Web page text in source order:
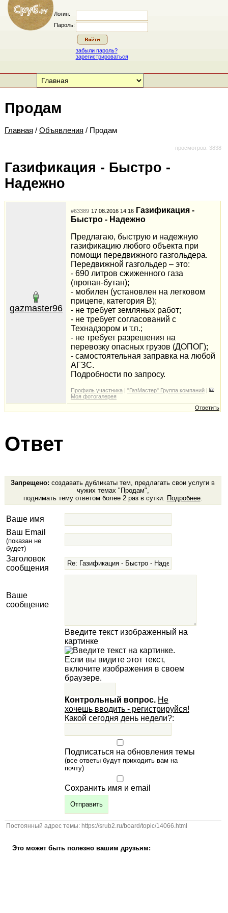
Логин:
Пароль:
забыли пароль?
зарегистрироваться
Продам
Главная / Объявления / Продам
просмотров: 3838
Газификация - Быстро -
Надежно
gazmaster96
#63389 17.08.2016 14:16Газификация -
Быстро - Надежно
Предлагаю, быструю и надежную
газификацию любого объекта при
помощи передвижного газгольдера.
Передвижной газгольдер – это:
- 690 литров сжиженного газа
(пропан-бутан);
- мобилен (установлен на легковом
прицепе, категория В);
- не требует земляных работ;
- не требует согласований с
Технадзором и т.п.;
- не требует разрешения на
перевозку опасных грузов (ДОПОГ);
- самостоятельная заправка на любой
АГЗС.
Подробности по запросу.
Профиль участника| "ГазМастер" Группа компаний|
Моя фотогалерея
Ответить
Ответ
Запрещено: создавать дубликаты тем, предлагать свои услуги в
чужих темах "Продам",
поднимать тему ответом более 2 раз в сутки. Подробнее.
Ваше имя
Ваш Email
(показан не
будет)
Заголовок
сообщения
Ваше
сообщение
Введите текст изображенный на
картинке
Контрольный вопрос. Не
хочешь вводить - регистрируйся!
Какой сегодня день недели?:
Подписаться на обновления темы
(все ответы будут приходить вам на
почту)
Сохранить имя и email
Постоянный адрес темы: https://srub2.ru/board/topic/14066.html
Это может быть полезно вашим друзьям: